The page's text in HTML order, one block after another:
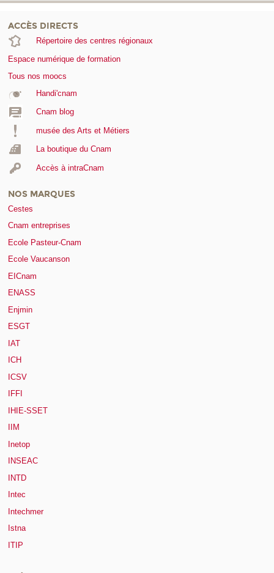
ACCÈS DIRECTS
Répertoire des centres régionaux
Espace numérique de formation
Tous nos moocs
Handi'cnam
Cnam blog
musée des Arts et Métiers
La boutique du Cnam
Accès à intraCnam
NOS MARQUES
Cestes
Cnam entreprises
Ecole Pasteur-Cnam
Ecole Vaucanson
EICnam
ENASS
Enjmin
ESGT
IAT
ICH
ICSV
IFFI
IHIE-SSET
IIM
Inetop
INSEAC
INTD
Intec
Intechmer
Istna
ITIP